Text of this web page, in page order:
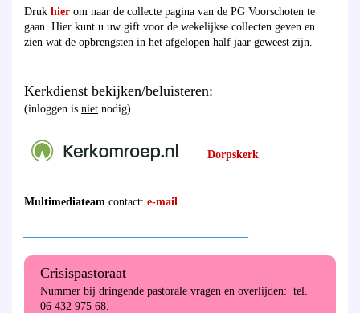
Druk hier om naar de collecte pagina van de PG Voorschoten te
gaan. Hier kunt u uw gift voor de wekelijkse collecten geven en
zien wat de opbrengsten in het afgelopen half jaar geweest zijn.
Kerkdienst bekijken/beluisteren:
(inloggen is niet nodig)
Dorpskerk
Multimediateam contact: e-mail
Crisispastoraat
Nummer bij dringende pastorale vragen en overlijden: tel.
06 432 975 68.